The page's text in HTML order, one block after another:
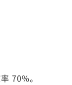
70%。